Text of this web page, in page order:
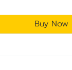
Buy Now